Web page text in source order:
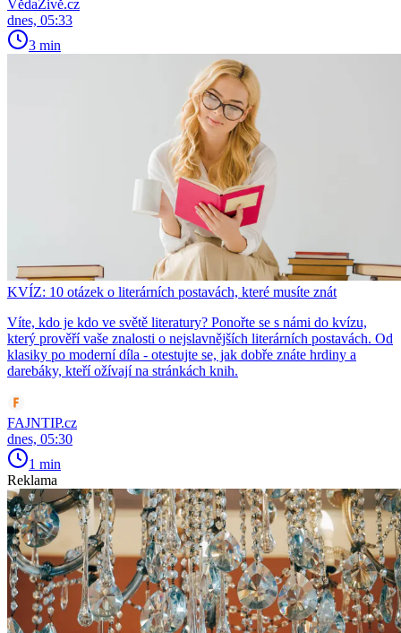
VědaŽivě.cz
dnes, 05:33
3 min
KVÍZ: 10 otázek o literárních postavách, které musíte znát
Víte, kdo je kdo ve světě literatury? Ponořte se s námi do kvízu,
který prověří vaše znalosti o nejslavnějších literárních postavách. Od
klasiky po moderní díla - otestujte se, jak dobře znáte hrdiny a
darebáky, kteří ožívají na stránkách knih.
FAJNTIP.cz
dnes, 05:30
1 min
Reklama